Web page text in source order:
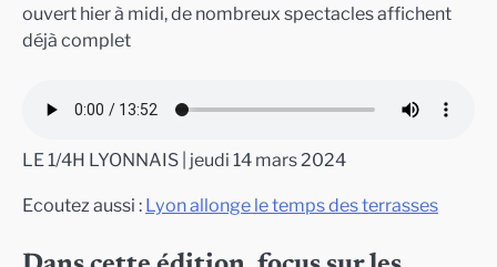
ouvert hier à midi, de nombreux spectacles affichent
déjà complet
LE 1/4H LYONNAIS | jeudi 14 mars 2024
Ecoutez aussi : Lyon allonge le temps des terrasses